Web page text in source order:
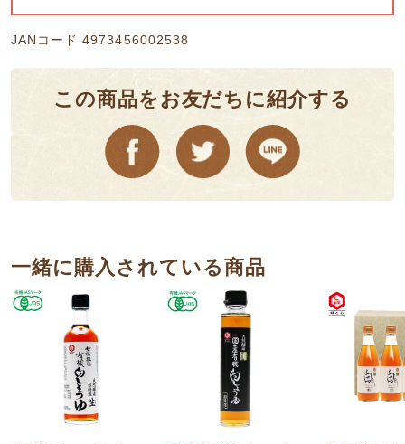
JANコード 4973456002538
この商品をお友だちに紹介する
⼀緒に購⼊されている商品